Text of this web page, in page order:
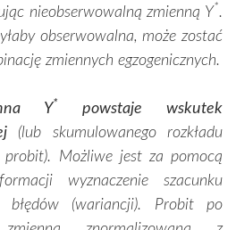
nieobserwowalną zmienną Y*.
obserwowalna, może zostać
zmiennych egzogenicznych.
Y*
powstaje wskutek
(lub skumulowanego rozkładu
Możliwe jest za pomocą
wyznaczenie szacunku
(wariancji). Probit po